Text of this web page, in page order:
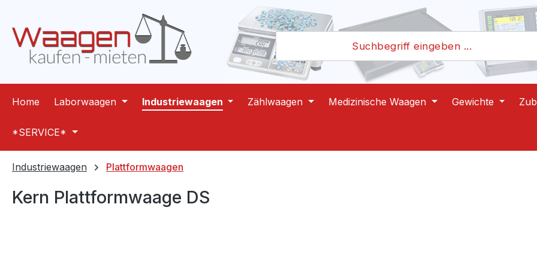
Zur Hauptnavigation springen
Home Laborwaagen Industriewaagen Zählwaagen Medizinische Waagen Gewichte
*SERVICE*
Industriewaagen Plattformwaagen
Kern Plattformwaage DS